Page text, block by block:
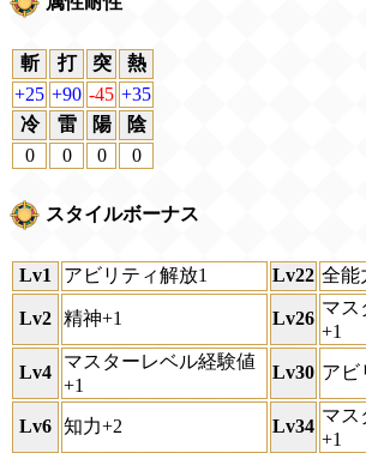
斬 打 突
熱
+25 +90 -45 +35
冷
雷 陽
陰
0
0 0 0
スタイルボーナス
Lv1 アビリティ解放1 Lv22 全能
Lv2 精神+1 Lv26
マス
+1
Lv4
マスターレベル経験値
+1
Lv30 アビ
Lv6 知力+2 Lv34
マス
+1